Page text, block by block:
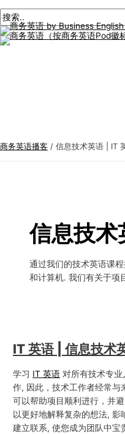
至
内
容
菜
商务英语播客 / 信息技术英语 | IT
信息技
通过我们的技术英语课
和计算机. 我们有关于项
IT 英语 | 信息技术
学习 IT 英语 对所有技术专
作, 因此，技术工作者经常与
可以帮助项目顺利进行，并
以更好地解释复杂的想法,
建立联系, 使您成为团队中宝
分
页
商
务
英
搜
索
: